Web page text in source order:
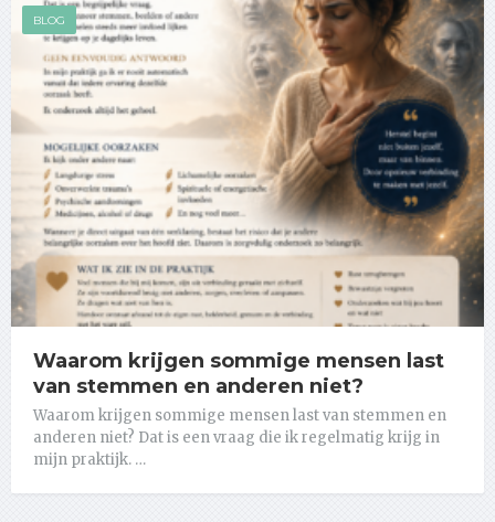
BLOG
Waarom krijgen sommige mensen last
van stemmen en anderen niet?
Waarom krijgen sommige mensen last van stemmen en
anderen niet? Dat is een vraag die ik regelmatig krijg in
mijn praktijk. …